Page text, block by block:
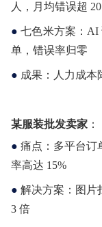
人，月均错误超
● 七色米方案：AI
单，错误率归零
● 成果：人力成本
某服装批发卖家 ：
● 痛点：多平台订
率高达 15%
● 解决方案：图片
3 倍